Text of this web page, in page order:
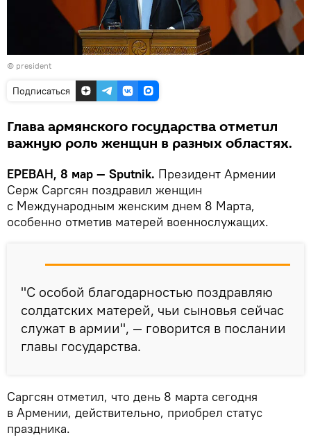
© president
Подписаться
Глава армянского государства отметил
важную роль женщин в разных областях.
ЕРЕВАН, 8 мар — Sputnik. Президент Армении
Серж Саргсян поздравил женщин
с Международным женским днем 8 Марта,
особенно отметив матерей военнослужащих.
"С особой благодарностью поздравляю
солдатских матерей, чьи сыновья сейчас
служат в армии", — говорится в послании
главы государства.
Саргсян отметил, что день 8 марта сегодня
в Армении, действительно, приобрел статус
праздника.